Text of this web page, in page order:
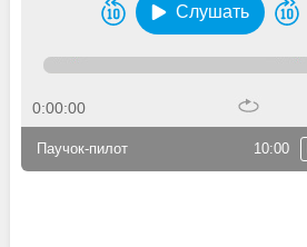
Слушать
0:00:00
10:00
Паучок-пилот